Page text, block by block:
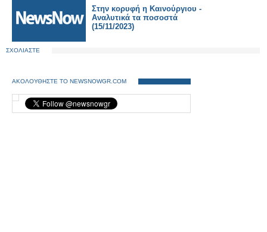
Στην κορυφή η Καινούργιου -
Αναλυτικά τα ποσοστά
(15/11/2023)
ΣΧΟΛΙΑΣΤΕ
ΑΚΟΛΟΥΘΗΣΤΕ ΤΟ NEWSNOWGR.COM